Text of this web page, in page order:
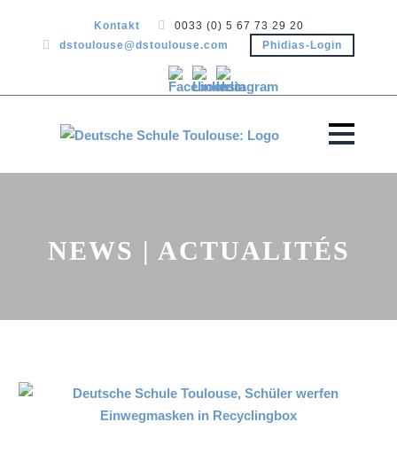
Kontakt
0033 (0) 5 67 73 29 20
dstoulouse@dstoulouse.com
Phidias-Login
NEWS | ACTUALITÉS